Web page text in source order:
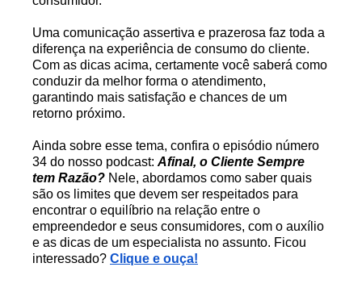
Uma comunicação assertiva e prazerosa faz toda a
diferença na experiência de consumo do cliente.
Com as dicas acima, certamente você saberá como
conduzir da melhor forma o atendimento,
garantindo mais satisfação e chances de um
retorno próximo.
Ainda sobre esse tema, confira o episódio número
34 do nosso podcast: Afinal, o Cliente Sempre
tem Razão? Nele, abordamos como saber quais
são os limites que devem ser respeitados para
encontrar o equilíbrio na relação entre o
empreendedor e seus consumidores, com o auxílio
e as dicas de um especialista no assunto. Ficou
interessado? Clique e ouça!